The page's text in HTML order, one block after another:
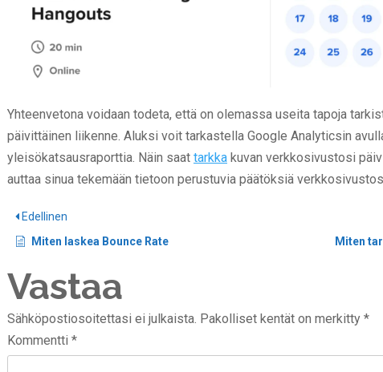
Yhteenvetona voidaan todeta, että on olemassa useita tapoja
päivittäinen liikenne. Aluksi voit tarkastella Google Analyticsin
yleisökatsausraporttia. Näin saat tarkka kuvan verkkosivustosi
auttaa sinua tekemään tietoon perustuvia päätöksiä
Edellinen
Miten laskea Bounce Rate
Vastaa
Sähköpostiosoitettasi ei julkaista. Pakolliset kentät on merkitty *
Kommentti *